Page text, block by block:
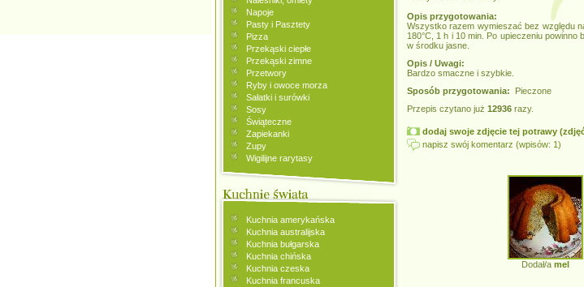
Napoje
Pasty i Pasztety
Pizza
Przekąski ciepłe
Przekąski zimne
Przetwory
Ryby i owoce morza
Sałatki i surówki
Sosy
Świąteczne
Zapiekanki
Zupy
Wigilijne rarytasy
Kuchnia amerykańska
Kuchnia australijska
Kuchnia bułgarska
Kuchnia chińska
Kuchnia czeska
Kuchnia francuska
Opis przygotowania:
Wszystko razem wymieszać bez względu
180°C, 1 h i 10 min. Po upieczeniu
w środku jasne.
Opis / Uwagi:
Bardzo smaczne i szybkie.
Sposób przygotowania: Pieczone
Przepis czytano już 12936 razy.
dodaj swoje zdjęcie tej potrawy
napisz swój komentarz (wpisów: 1)
Dodał/a mel